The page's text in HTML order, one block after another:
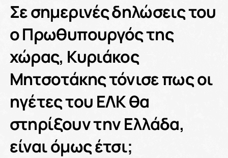
Σε σημερινές δηλώσεις του
ο Πρωθυπουργός της
χώρας, Κυριάκος
Μητσοτάκης τόνισε πως οι
ηγέτες του ΕΛΚ θα
στηρίξουν την Ελλάδα,
είναι όμως έτσι;